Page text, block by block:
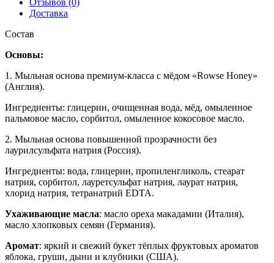
Отзывов (0)
Доставка
Состав
Основы:
1. Мыльная основа премиум-класса с мёдом «Rowse Honey»
(Англия).
Ингредиенты: глицерин, очищенная вода, мёд, омыленное
пальмовое масло, сорбитол, омыленное кокосовое масло.
2. Мыльная основа повышенной прозрачности без
лаурилсульфата натрия (Россия).
Ингредиенты: вода, глицерин, пропиленгликоль, стеарат
натрия, сорбитол, лауретсульфат натрия, лаурат натрия,
хлорид натрия, тетранатрий EDTA.
Ухаживающие масла: масло ореха макадамии (Италия),
масло хлопковых семян (Германия).
Аромат: яркий и свежий букет тёплых фруктовых ароматов
яблока, груши, дыни и клубники (США).